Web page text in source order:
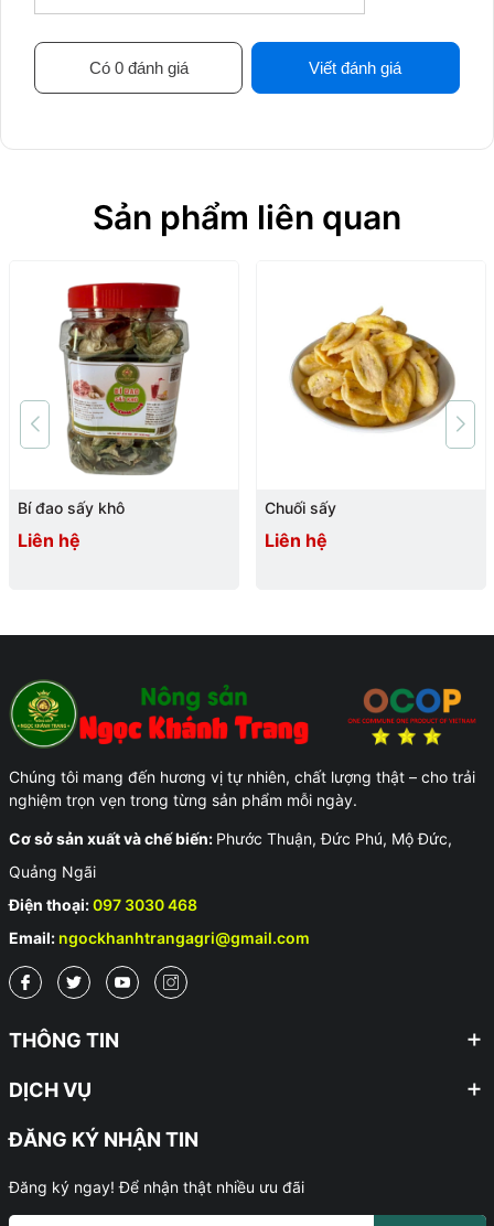
Có 0 đánh giá Viết đánh giá
Sản phẩm liên quan
Bí đao sấy khô
Liên hệ
Chuối sấy
Liên hệ
Chúng tôi mang đến hương vị tự nhiên, chất lượng thật – cho trải
nghiệm trọn vẹn trong từng sản phẩm mỗi ngày.
Cơ sở sản xuất và chế biến: Phước Thuận, Đức Phú, Mộ Đức,
Quảng Ngãi
Điện thoại:097 3030 468
Email: ngockhanhtrangagri@gmail.com
THÔNG TIN
DỊCH VỤ
ĐĂNG KÝ NHẬN TIN
Đăng ký ngay! Để nhận thật nhiều ưu đãi